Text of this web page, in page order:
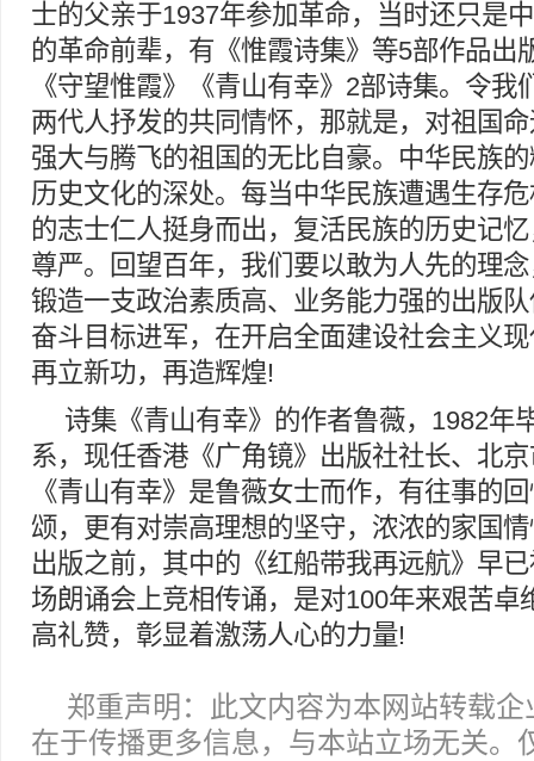
士的父亲于1937年参加革命，当时还只是
的革命前辈，有《惟霞诗集》等5部作品出
《守望惟霞》《青山有幸》2部诗集。令我
两代人抒发的共同情怀，那就是，对祖国
强大与腾飞的祖国的无比自豪。中华民族
历史文化的深处。每当中华民族遭遇生存
的志士仁人挺身而出，复活民族的历史记
尊严。回望百年，我们要以敢为人先的理
锻造一支政治素质高、业务能力强的出版
奋斗目标进军，在开启全面建设社会主义
再立新功，再造辉煌!
诗集《青山有幸》的作者鲁薇，1982年
系，现任香港《广角镜》出版社社长、北
《青山有幸》是鲁薇女士而作，有往事的
颂，更有对崇高理想的坚守，浓浓的家国
出版之前，其中的《红船带我再远航》早
场朗诵会上竞相传诵，是对100年来艰苦卓
高礼赞，彰显着激荡人心的力量!
郑重声明：此文内容为本网站转载
在于传播更多信息，与本站立场无关。